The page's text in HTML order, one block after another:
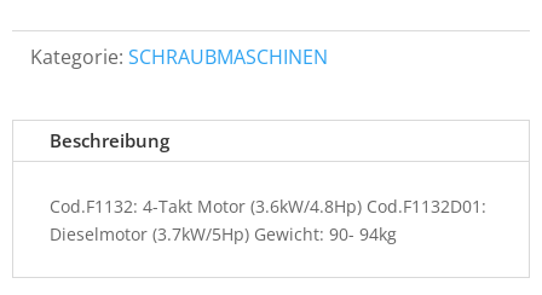
Kategorie: SCHRAUBMASCHINEN
Beschreibung
Cod.F1132: 4-Takt Motor (3.6kW/4.8Hp) Cod.F1132D01:
Dieselmotor (3.7kW/5Hp) Gewicht: 90- 94kg